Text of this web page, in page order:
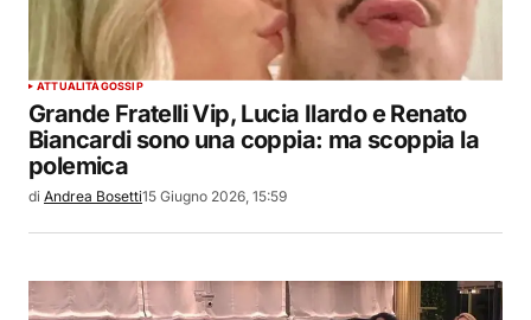
ATTUALITÀGOSSIP
Grande Fratelli Vip, Lucia Ilardo e Renato
Biancardi sono una coppia: ma scoppia la
polemica
di Andrea Bosetti15 Giugno 2026, 15:59